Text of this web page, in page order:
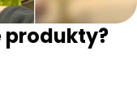
produkty?